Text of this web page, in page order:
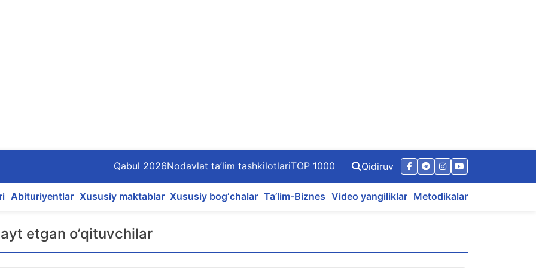
Qabul 2026Nodavlat ta’lim tashkilotlariTOP 1000 Qidiruv
Abituriyentlar Xususiy maktablar Xususiy bog‘chalar Ta’lim-Biznes Video yangiliklar Metodikalar
etgan o’qituvchilar